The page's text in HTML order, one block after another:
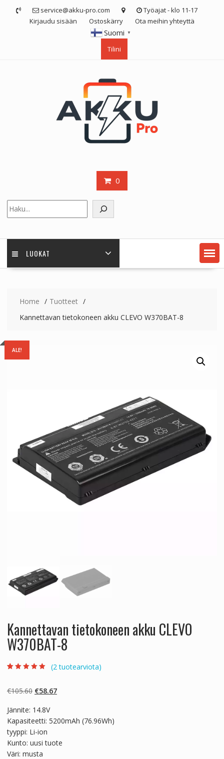
service@akku-pro.com
Työajat - klo 11-17
Kirjaudu sisään
Ostoskärry Ota meihin yhteyttä
Suomi ▼
Tilini
0
LUOKAT
Home
Tuotteet
Kannettavan tietokoneen akku CLEVO W370BAT-8
ALE!
Kannettavan tietokoneen akku CLEVO
W370BAT-8
asiakkaan
(2tuotearviota)
€105.60 Alkuperäinen
oli:
€105.60.
€58.67Nykyinen
€58.67.
Jännite: 14.8V
Kapasiteetti: 5200mAh (76.96Wh)
tyyppi: Li-ion
Kunto: uusi tuote
Väri: musta